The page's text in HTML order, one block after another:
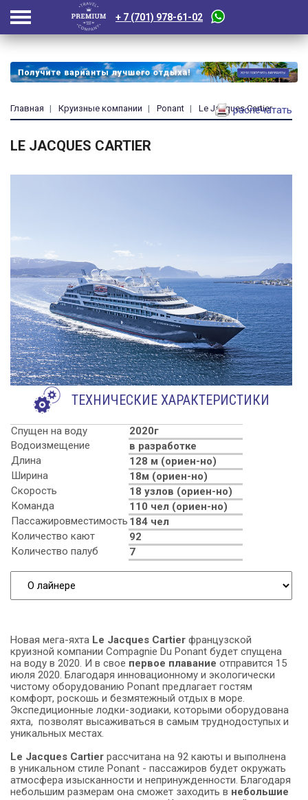
+ 7 (701) 978-61-02
Главная Круизные компании Ponant Le Jacques Cartier
распечатать
LE JACQUES CARTIER
ТЕХНИЧЕСКИЕ ХАРАКТЕРИСТИКИ
Спущен на воду
2020г
Водоизмещение
в разработке
Длина
128 м (ориен-но)
Ширина
18м (ориен-но)
Скорость
18 узлов (ориен-но)
Команда
110 чел (ориен-но)
Пассажировместимость 184 чел
Количество кают
92
Количество палуб
7
Новая мега-яхта Le Jacques Cartier французской
круизной компании Compagnie Du Ponant будет спущена
на воду в 2020. И в свое первое плавание отправится 15
июля 2020. Благодаря инновационному и экологически
чистому оборудованию Ponant предлагает гостям
комфорт, роскошь и безмятежный отдых в море.
Экспедиционные лодки-зодиаки, которыми оборудована
яхта, позволят высаживаться в самым труднодоступых и
уникальных местах.
Le Jacques Cartier рассчитана на 92 каюты и выполнена
в уникальном стиле Ponant - пассажиров будет окружать
атмосфера изысканности и непринужденности. Благодаря
небольшим размерам она сможет заходить в небольшие